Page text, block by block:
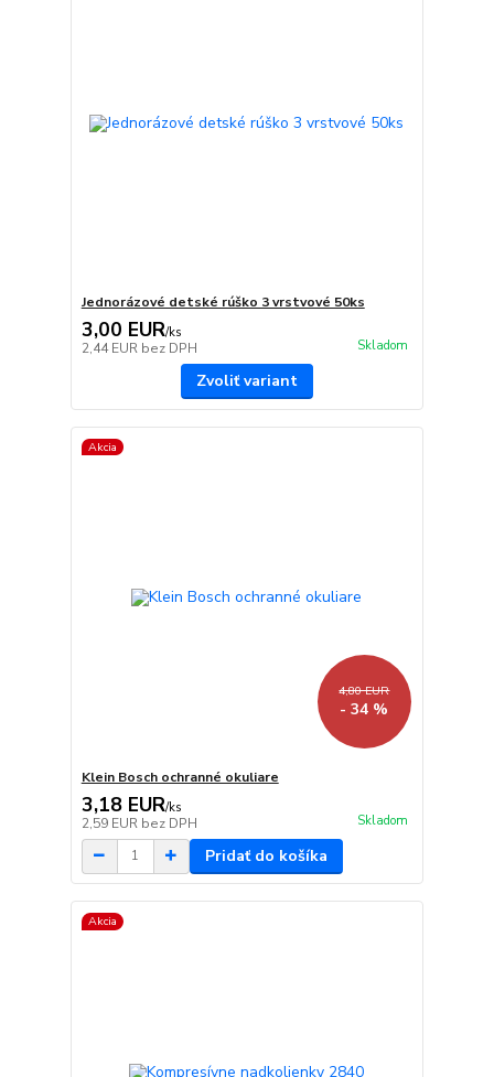
Jednorázové detské rúško 3 vrstvové 50ks
3,00 EUR/ks
2,44 EUR bez DPH Skladom
Zvoliť variant
Akcia
4,80 EUR
- 34 %
Klein Bosch ochranné okuliare
3,18 EUR/ks
2,59 EUR bez DPH Skladom
Pridať do košíka
Akcia